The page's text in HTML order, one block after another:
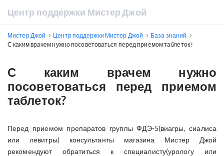
Центр поддержки Мистер Джой
Мистер Джой Центр поддержки Мистер Джой
База знаний
С каким врачем нужно посоветоваться перед приемом таблеток?
С каким врачем нужно
посоветоваться перед приемом
таблеток?
Перед приемом препаратов группы ФДЭ-5(виагры, сиалиса
или левитры) консультанты магазина Мистер Джой
рекомендуют обратиться к специалисту(урологу или